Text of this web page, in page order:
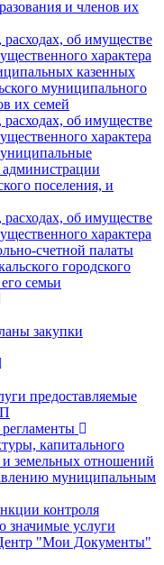
и членов их
об имуществе
характера
казенных
муниципального
их семей
об имуществе
характера
поселения, и
об имуществе
характера
счетной палаты
городского
семьи
закупки
предоставляемые
капитального
и земельных отношений
муниципальным
контроля
значимые услуги
"Мои Документы"